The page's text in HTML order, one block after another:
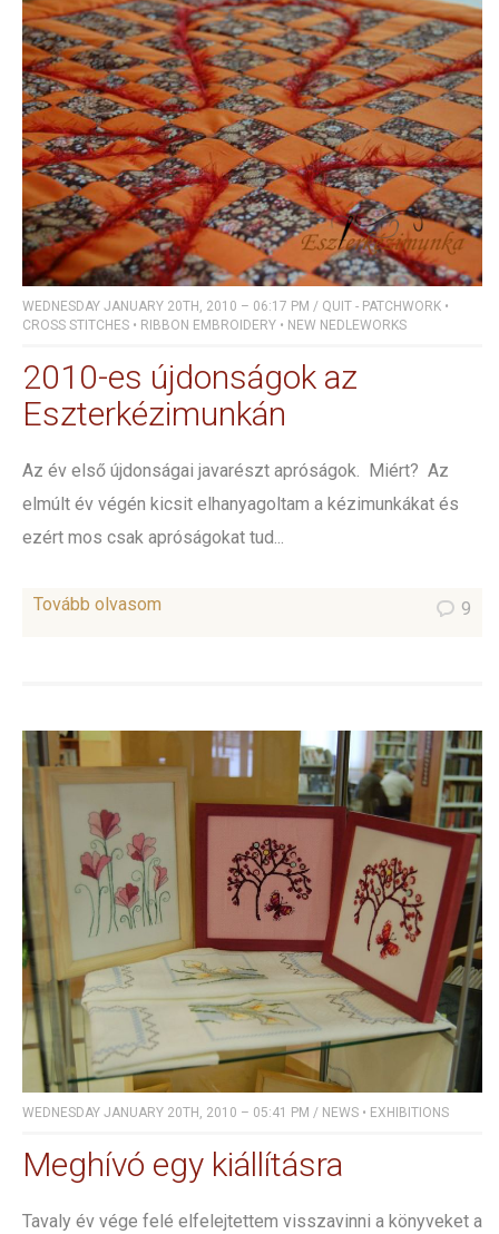
WEDNESDAY JANUARY 20TH, 2010 – 06:17 PM / QUIT - PATCHWORK •
CROSS STITCHES • RIBBON EMBROIDERY • NEW NEDLEWORKS
2010-es újdonságok az
Eszterkézimunkán
Az év első újdonságai javarészt apróságok. Miért? Az
elmúlt év végén kicsit elhanyagoltam a kézimunkákat és
ezért mos csak apróságokat tud...
Tovább olvasom 9
WEDNESDAY JANUARY 20TH, 2010 – 05:41 PM / NEWS • EXHIBITIONS
Meghívó egy kiállításra
Tavaly év vége felé elfelejtettem visszavinni a könyveket a